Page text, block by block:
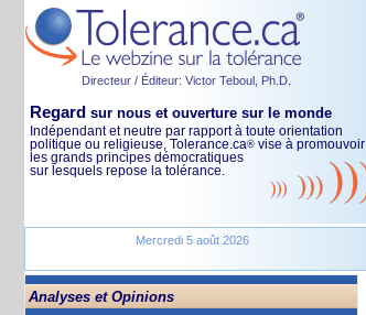
Directeur / Éditeur: Victor Teboul, Ph.D.
Regard sur nous et ouverture sur le monde
Indépendant et neutre par rapport à toute orientation
politique ou religieuse, Tolerance.ca® vise à promouvoir
les grands principes démocratiques
sur lesquels repose la tolérance.
Mercredi 5 août 2026
Analyses et Opinions